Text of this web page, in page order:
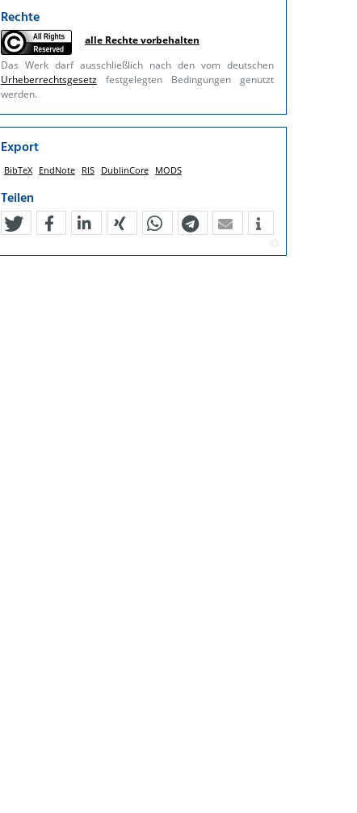
Rechte
alle Rechte vorbehalten
Das Werk darf ausschließlich nach den vom deutschen
Urheberrechtsgesetz festgelegten Bedingungen genutzt
werden.
Export
BibTeX EndNote RIS DublinCore MODS
Teilen